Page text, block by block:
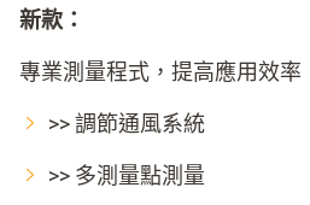
新款：
專業測量程式，提高應用效率
>> 調節通風系統
>> 多測量點測量